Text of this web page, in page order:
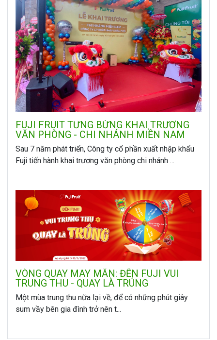
FUJI FRUIT TƯNG BỪNG KHAI TRƯƠNG
VĂN PHÒNG - CHI NHÁNH MIỀN NAM
Sau 7 năm phát triển, Công ty cổ phần xuất nhập khẩu
Fuji tiến hành khai trương văn phòng chi nhánh ...
VÒNG QUAY MAY MẮN: ĐẾN FUJI VUI
TRUNG THU - QUAY LÀ TRÚNG
Một mùa trung thu nữa lại về, để có những phút giây
sum vầy bên gia đình trở nên t...